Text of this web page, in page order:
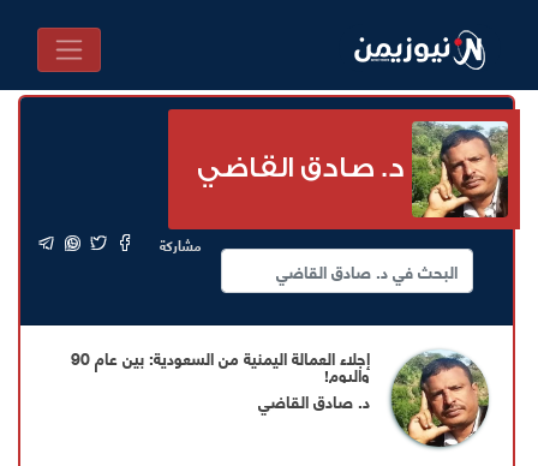
د. صادق القاضي
مشاركة
إجلاء العمالة اليمنية من السعودية: بين عام 90
واليوم!
د. صادق القاضي